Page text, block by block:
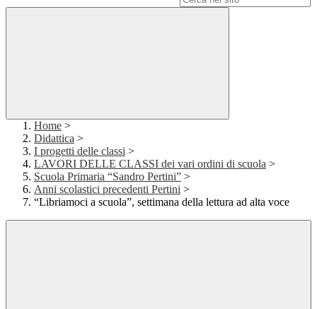
Home >
Didattica >
I progetti delle classi >
LAVORI DELLE CLASSI dei vari ordini di scuola >
Scuola Primaria “Sandro Pertini” >
Anni scolastici precedenti Pertini >
“Libriamoci a scuola”, settimana della lettura ad alta voce